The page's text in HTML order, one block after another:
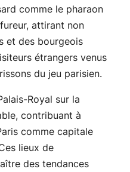
comme le pharaon
attirant non
et des bourgeois
étrangers venus
du jeu parisien.
Royal sur la
contribuant à
comme capitale
lieux de
des tendances